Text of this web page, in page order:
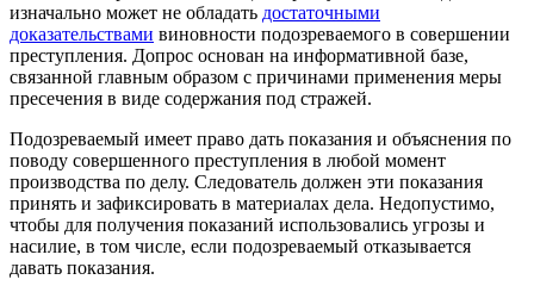
изначально может не обладать достаточными
доказательствами виновности подозреваемого в совершении
преступления. Допрос основан на информативной базе,
связанной главным образом с причинами применения меры
пресечения в виде содержания под стражей.
Подозреваемый имеет право дать показания и объяснения по
поводу совершенного преступления в любой момент
производства по делу. Следователь должен эти показания
принять и зафиксировать в материалах дела. Недопустимо,
чтобы для получения показаний использовались угрозы и
насилие, в том числе, если подозреваемый отказывается
давать показания.